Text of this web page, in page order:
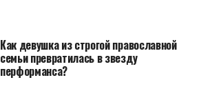
Как девушка из строгой православной
семьи превратилась в звезду
перформанса?